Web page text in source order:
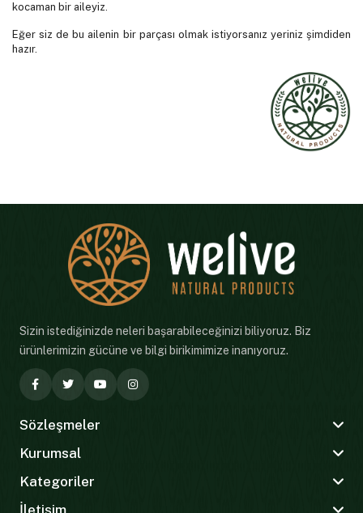
kocaman bir aileyiz.
Eğer siz de bu ailenin bir parçası olmak istiyorsanız yeriniz şimdiden
hazır.
Sizin istediğinizde neleri başarabileceğinizi biliyoruz. Biz
ürünlerimizin gücüne ve bilgi birikimimize inanıyoruz.
Sözleşmeler
Kurumsal
Kategoriler
İletişim